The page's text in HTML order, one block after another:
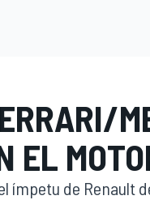
EL
ímpetu de Renault